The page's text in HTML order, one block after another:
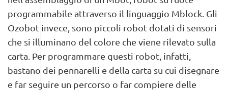
programmabile attraverso il linguaggio Mblock. Gli
Ozobot invece, sono piccoli robot dotati di sensori
che si illuminano del colore che viene rilevato sulla
carta. Per programmare questi robot, infatti,
bastano dei pennarelli e della carta su cui disegnare
e far seguire un percorso o far compiere delle